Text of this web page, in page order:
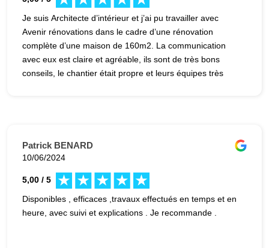
Je suis Architecte d’intérieur et j’ai pu travailler avec
Avenir rénovations dans le cadre d’une rénovation
complète d’une maison de 160m2. La communication
avec eux est claire et agréable, ils sont de très bons
conseils, le chantier était propre et leurs équipes très
Patrick BENARD
10/06/2024
5,00 / 5
Disponibles , efficaces ,travaux effectués en temps et en
heure, avec suivi et explications . Je recommande .